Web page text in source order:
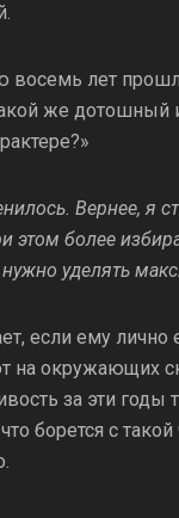
восемь лет
же дотошный
Вернее, я
этом более
уделять
если ему лично
на окружающих
за эти годы
борется с такой